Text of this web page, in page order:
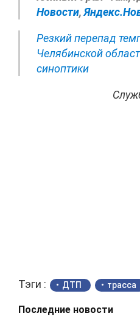
Новости,
Резкий перепад
Челябинской
синоптики
Тэги : ДТП трасса
Последние новости